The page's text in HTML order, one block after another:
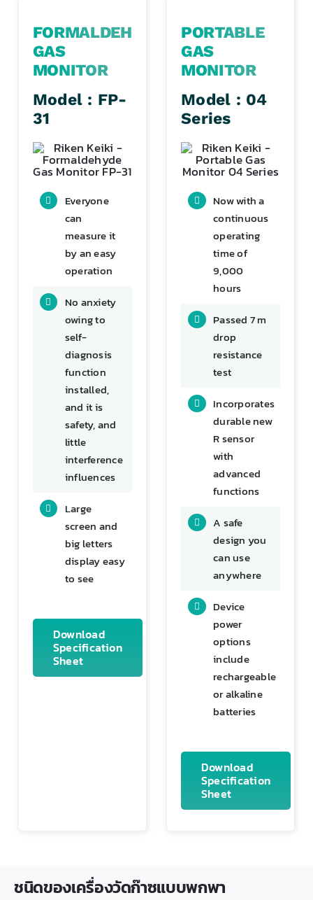
FORMALDEHYDE
GAS
MONITOR
Model : FP-
31
Everyone
can
measure it
by an easy
operation
No anxiety
owing to
self-
diagnosis
function
installed,
and it is
safety, and
little
interference
influences
Large
screen and
big letters
display easy
to see
Download
Specification
Sheet
PORTABLE
GAS
MONITOR
Model : 04
Series
Now with a
continuous
operating
time of
9,000
hours
Passed 7 m
drop
resistance
test
Incorporates
durable new
R sensor
with
advanced
functions
A safe
design you
can use
anywhere
Device
power
options
include
rechargeable
or alkaline
batteries
Download
Specification
Sheet
ชนิดของเครื่องวัดก๊าซแบบพกพา